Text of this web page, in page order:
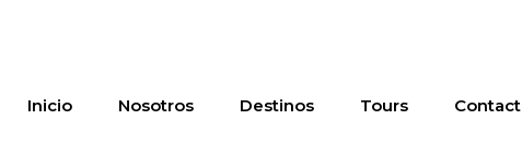
Inicio Nosotros Destinos Tours